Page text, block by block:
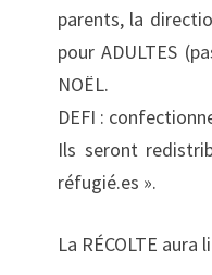
parents, la
pour ADULTES
NOËL.
DEFI :
Ils seront
réfugié.es ».
La RÉCOLTE aura